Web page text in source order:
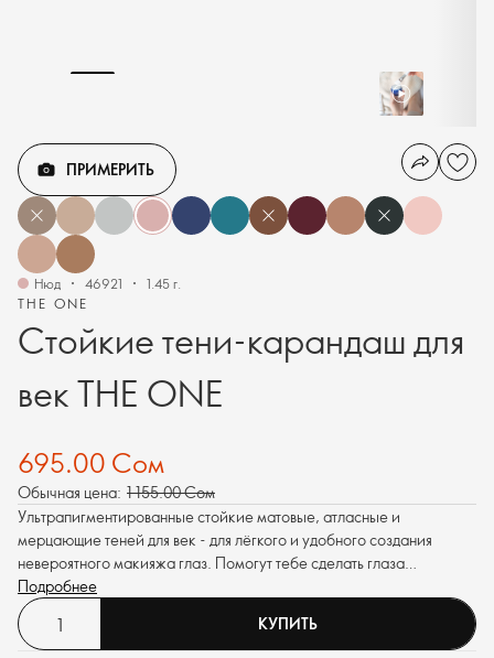
THE ONE
Стойкие тени-карандаш для
век THE ONE
ПРИМЕРИТЬ
Нюд 46921 1.45 г.
695.00 Сом
Обычная цена: 1 155.00 Сом
Ультрапигментированные стойкие матовые, атласные и
мерцающие теней для век - для лёгкого и удобного создания
невероятного макияжа глаз. Помогут тебе сделать глаза
визуально больше.
Подробнее
КУПИТЬ